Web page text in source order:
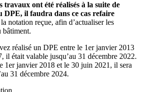
travaux ont été réalisés à la suite de
DPE, il faudra dans ce cas refaire
notation reçue, afin d’actualiser les
bâtiment.
réalisé un DPE entre le 1er janvier 2013
il était valable jusqu’au 31 décembre 2022.
1er janvier 2018 et le 30 juin 2021, il sera
31 décembre 2024.